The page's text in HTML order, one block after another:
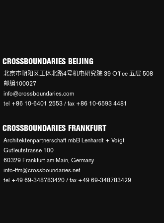
CROSSBOUNDARIES BEIJING
北京市朝阳区工体北路4号机电研究院 39 Office 五层 508
邮编100027
info@crossboundaries.com
tel +86 10-6401 2553 / fax +86 10-6593 4481
CROSSBOUNDARIES FRANKFURT
Architektenpartnerschaft mbB Lenhardt + Voigt
Gutleutstrasse 100
60329 Frankfurt am Main, Germany
info-ffm@crossboundaries.net
tel +49 69-348783420 / fax +49 69-348783429